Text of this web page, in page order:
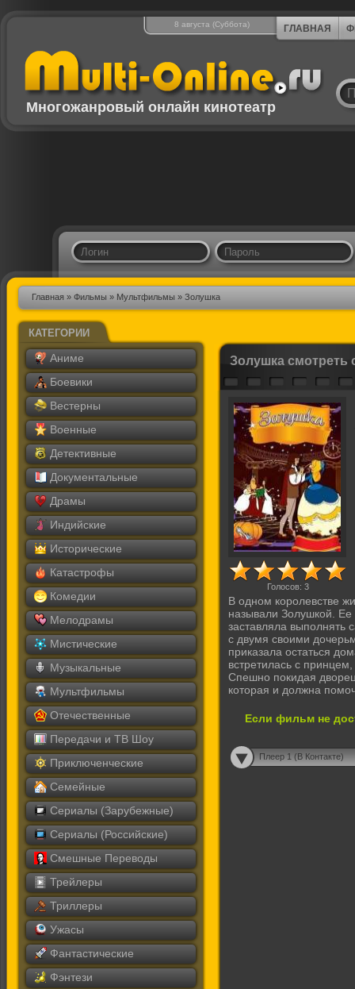
8 августа (Суббота) ГЛАВНАЯ
Многожанровый онлайн кинотеатр
Главная » Фильмы » Мультфильмы » Золушка
КАТЕГОРИИ
Аниме
Боевики
Вестерны
Военные
Детективные
Документальные
Драмы
Индийские
Исторические
Катастрофы
Комедии
Мелодрамы
Мистические
Музыкальные
Мультфильмы
Отечественные
Передачи и ТВ Шоу
Приключенческие
Семейные
Сериалы (Зарубежные)
Сериалы (Российские)
Смешные Переводы
Трейлеры
Триллеры
Ужасы
Фантастические
Фэнтези
Золушка смотреть
Голосов: 3
В одном королевстве
называли Золушкой. Ее
заставляла
с двумя своими
приказала остаться
встретилась с
Спешно покидая
которая и должна
Если фильм не
Плеер 1 (В Контакте)